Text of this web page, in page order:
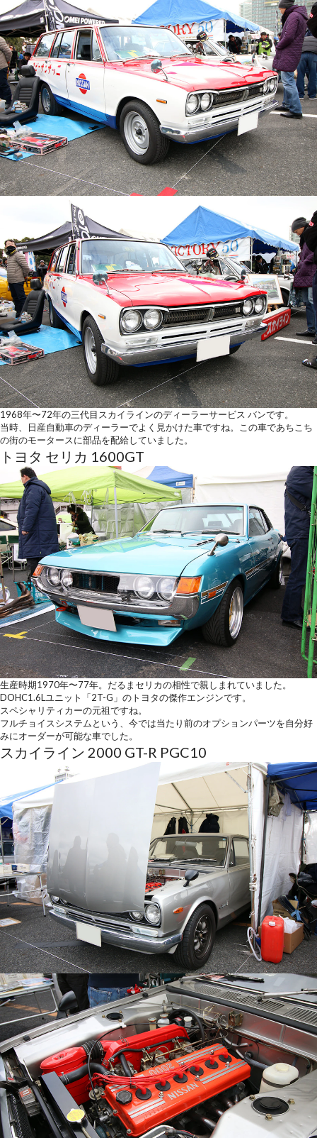
1968年〜72年の三代目スカイラインのディーラーサービス バンです。
当時、日産自動車のディーラーでよく見かけた車ですね。この車であちこち
の街のモータースに部品を配給していました。
トヨタ セリカ 1600GT
生産時期1970年〜77年。だるまセリカの相性で親しまれていました。
DOHC1.6Lユニット「2T-G」のトヨタの傑作エンジンです。
スペシャリティカーの元祖ですね。
フルチョイスシステムという、今では当たり前のオプションパーツを自分好
みにオーダーが可能な車でした。
スカイライン 2000 GT-R PGC10